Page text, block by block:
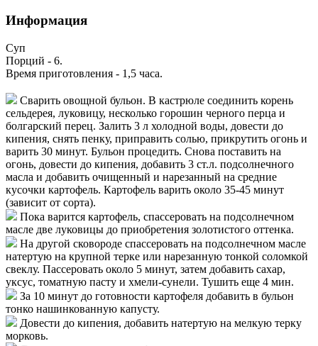
Информация
Суп
Порций - 6.
Время приготовления - 1,5 часа.
Сварить овощной бульон. В кастрюле соединить корень
сельдерея, луковицу, несколько горошин черного перца и
болгарский перец. Залить 3 л холодной воды, довести до
кипения, снять пенку, приправить солью, прикрутить огонь и
варить 30 минут. Бульон процедить. Снова поставить на
огонь, довести до кипения, добавить 3 ст.л. подсолнечного
масла и добавить очищенный и нарезанный на средние
кусочки картофель. Картофель варить около 35-45 минут
(зависит от сорта).
Пока варится картофель, спассеровать на подсолнечном
масле две луковицы до приобретения золотистого оттенка.
На другой сковороде спассеровать на подсолнечном масле
натертую на крупной терке или нарезанную тонкой соломкой
свеклу. Пассеровать около 5 минут, затем добавить сахар,
уксус, томатную пасту и хмели-сунели. Тушить еще 4 мин.
За 10 минут до готовности картофеля добавить в бульон
тонко нашинкованную капусту.
Довести до кипения, добавить натертую на мелкую терку
морковь.